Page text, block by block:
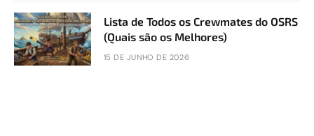
Lista de Todos os Crewmates do OSRS
(Quais são os Melhores)
15 DE JUNHO DE 2026